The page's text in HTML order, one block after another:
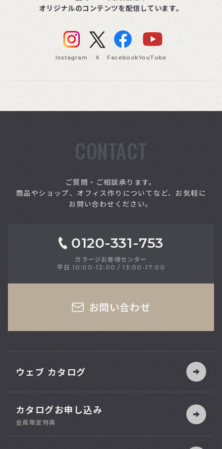
オリジナルのコンテンツを配信しています。
Instagram X FacebookYouTube
CONTACT
ご質問・ご相談承ります。
商品やショップ、オフィス作りについてなど、お気軽に
お問い合わせください。
0120-331-753
ガラージお客様センター
平日 10:00-12:00 / 13:00-17:00
お問い合わせ
ウェブ カタログ
カタログお申し込み
会員限定特典